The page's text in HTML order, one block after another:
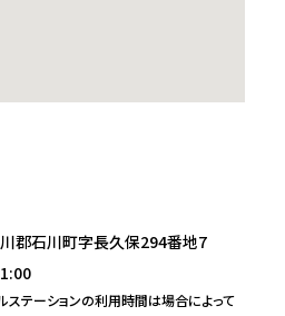
郡石川町字長久保294番地7
ステーションの利用時間は場合によって